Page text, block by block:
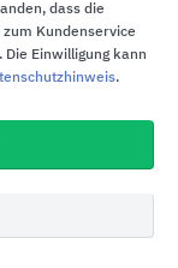
recycelt oder
dass die
Kundenservice
Einwilligung kann
.